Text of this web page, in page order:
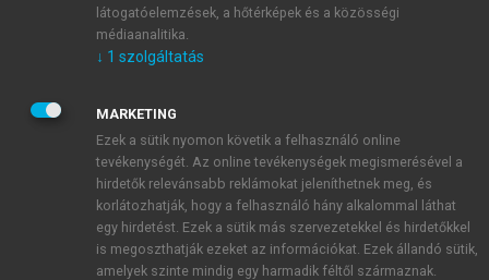
JELSZÓ
JELSZÓ ÚJRA
Kérek értesítést a MeRSZ újdonságairól, akcióiról.
látogatóelemzések, a hőtérképek és a közösségi
médiaanalitika.
↓ 1 szolgáltatás
MARKETING
Ezek a sütik nyomon követik a felhasználó online
tevékenységét. Az online tevékenységek megismerésével a
hirdetők relevánsabb reklámokat jeleníthetnek meg, és
korlátozhatják, hogy a felhasználó hány alkalommal láthat
egy hirdetést. Ezek a sütik más szervezetekkel és hirdetőkkel
is megoszthatják ezeket az információkat. Ezek állandó sütik,
amelyek szinte mindig egy harmadik féltől származnak.